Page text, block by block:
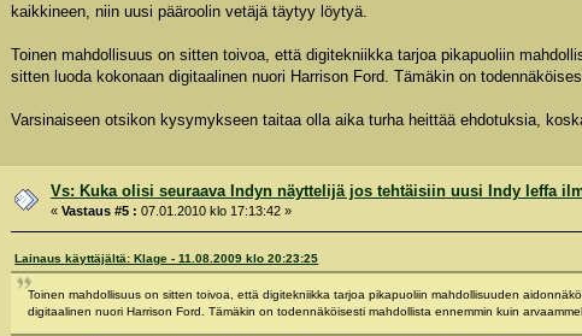
kaikkineen, niin uusi pääroolin vetäjä täytyy löytyä.
Toinen mahdollisuus on sitten toivoa, että digitekniikka tarjoa pikapuoliin
sitten luoda kokonaan digitaalinen nuori Harrison Ford. Tämäkin on
Varsinaiseen otsikon kysymykseen taitaa olla aika turha heittää ehdotuksia,
Vs: Kuka olisi seuraava Indyn näyttelijä jos tehtäisiin uusi Indy leffa
« Vastaus #5 : 07.01.2010 klo 17:13:42 »
Lainaus käyttäjältä: Klage - 11.08.2009 klo 20:23:25
Toinen mahdollisuus on sitten toivoa, että digitekniikka tarjoa pikapuoliin mahdollisuuden
digitaalinen nuori Harrison Ford. Tämäkin on todennäköisesti mahdollista ennemmin kuin